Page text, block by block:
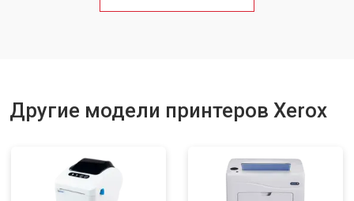
от 2600 ₽
Другие модели принтеров Xerox